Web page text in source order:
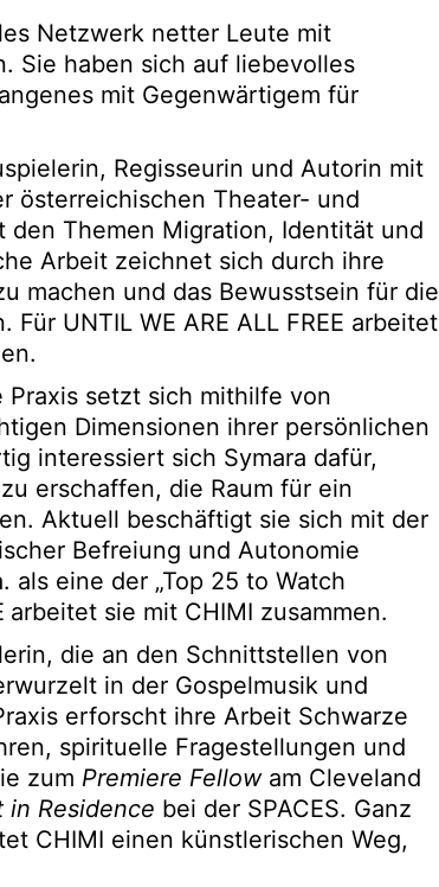
Netzwerk netter Leute mit
Sie haben sich auf liebevolles
mit Gegenwärtigem für
Regisseurin und Autorin mit
österreichischen Theater- und
Themen Migration, Identität und
Arbeit zeichnet sich durch ihre
machen und das Bewusstsein für die
UNTIL WE ARE ALL FREE arbeitet
setzt sich mithilfe von
Dimensionen ihrer persönlichen
interessiert sich Symara dafür,
erschaffen, die Raum für ein
Aktuell beschäftigt sie sich mit der
Befreiung und Autonomie
als eine der „Top 25 to Watch
arbeitet sie mit CHIMI zusammen.
die an den Schnittstellen von
in der Gospelmusik und
erforscht ihre Arbeit Schwarze
spirituelle Fragestellungen und
zum Premiere Fellowam Cleveland
in Residence bei der SPACES. Ganz
CHIMI einen künstlerischen Weg,